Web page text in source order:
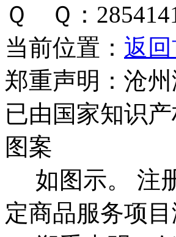
Ｑ Ｑ：
当前位置： 返
郑重声明： 沧
已由国家知识
图案
如图示。 注
定商品服务项